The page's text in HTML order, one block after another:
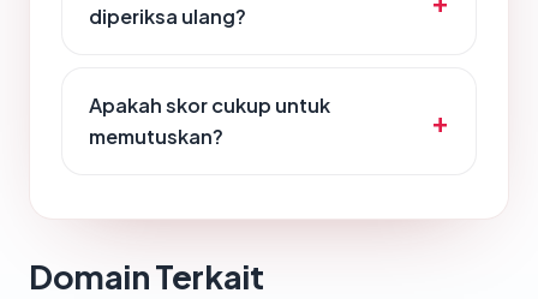
diperiksa ulang?
Apakah skor cukup untuk
memutuskan?
Domain Terkait